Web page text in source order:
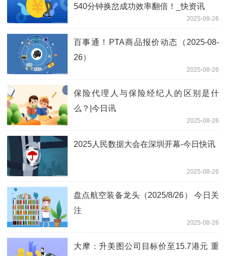
540分钟换岔成功效率翻倍！_快资讯
2025-08-26
百事通！PTA商品报价动态（2025-08-
26）
2025-08-26
保险代理人与保险经纪人的区别是什
么？|今日讯
2025-08-26
2025人民数据大会在深圳开幕-今日快讯
2025-08-26
盘点航空装备龙头（2025/8/26） 今日关
注
2025-08-26
大摩：升美图公司目标价至15.7港元 重